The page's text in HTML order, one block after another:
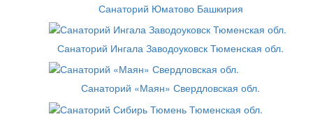
Санаторий Юматово Башкирия
Санаторий Ингала Заводоуковск Тюменская обл.
Санаторий «Маян» Свердловская обл.